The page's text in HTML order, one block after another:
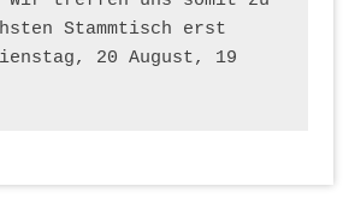
Stammtisch erst
20 August, 19